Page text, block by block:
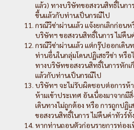
แล้ว) ทางบริษัทขอสงวนสิทธิ์ในกา
ขึ้นแล้วกับท่านเป็นกรณีไป
กรณีวีซ่าผ่านแล้ว แจ้งยกเลิกก่อน
บริษัทฯ ขอสงวนสิทธิ์ในการ ไม่คืน
กรณีวีซ่าผ่านแล้ว แต่กรุ๊ปออกเดินท
ท่านอื่นในกลุ่มโดนปฏิเสธวีซ่า หรือ
ทางบริษัทขอสงวนสิทธิ์ในการหักเ
แล้วกับท่านเป็นกรณีไป
บริษัทฯ จะไม่รับผิดชอบต่อการห้
ห้ามเข้าประเทศ อันเนื่องมาจากมี
เดินทางไม่ถูกต้อง หรือ การถูกปฏิ
ขอสงวนสิทธิ์ในการ ไม่คืนค่าทัวร์ทั้
หากท่านถอนตัวก่อนรายการท่อง